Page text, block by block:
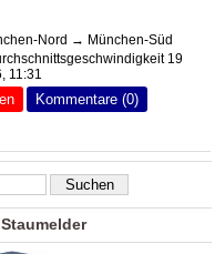
Nord → München-Süd
19
11:31
Kommentare (0)